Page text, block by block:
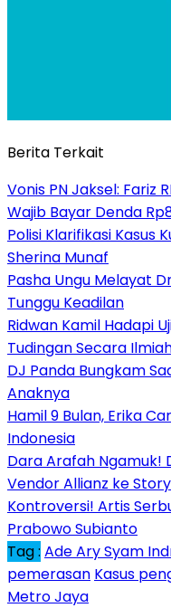
Berita Terkait
Vonis PN Jaksel: Fariz
Wajib Bayar Denda
Polisi Klarifikasi Kasus
Sherina Munaf
Pasha Ungu Melayat
Tunggu Keadilan
Ridwan Kamil Hadapi
Tudingan Secara
DJ Panda Bungkam
Anaknya
Hamil 9 Bulan, Erika
Indonesia
Dara Arafah Ngamuk!
Vendor Allianz ke
Kontroversi! Artis
Prabowo Subianto
Tag : Ade Ary Syam
pemerasan Kasus
Metro Jaya